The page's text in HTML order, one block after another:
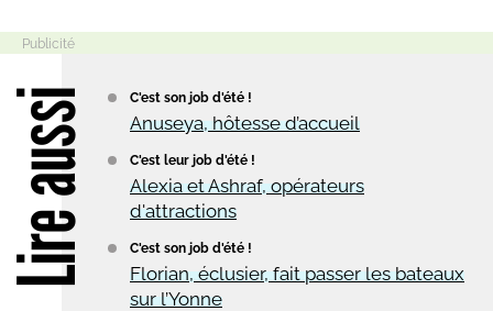
C'est son job d'été !
Anuseya, hôtesse d’accueil
C'est leur job d'été !
Alexia et Ashraf, opérateurs
d'attractions
C'est son job d'été !
Florian, éclusier, fait passer les bateaux
sur l’Yonne